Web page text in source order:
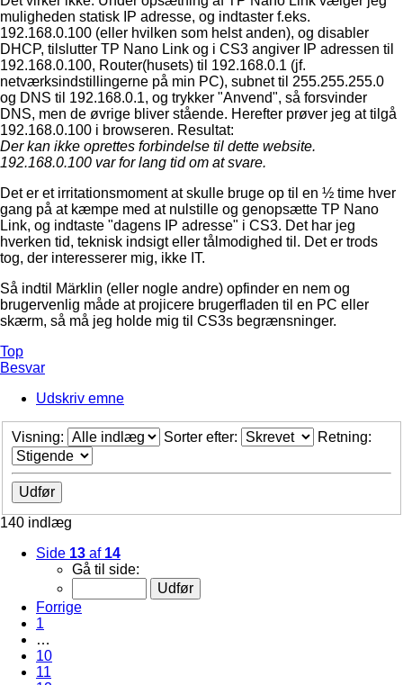
muligheden statisk IP adresse, og indtaster f.eks.
192.168.0.100 (eller hvilken som helst anden), og disabler
DHCP, tilslutter TP Nano Link og i CS3 angiver IP adressen til
192.168.0.100, Router(husets) til 192.168.0.1 (jf.
netværksindstillingerne på min PC), subnet til 255.255.255.0
og DNS til 192.168.0.1, og trykker "Anvend", så forsvinder
DNS, men de øvrige bliver stående. Herefter prøver jeg at tilgå
192.168.0.100 i browseren. Resultat:
Der kan ikke oprettes forbindelse til dette website.
192.168.0.100 var for lang tid om at svare.
Det er et irritationsmoment at skulle bruge op til en ½ time hver
gang på at kæmpe med at nulstille og genopsætte TP Nano
Link, og indtaste "dagens IP adresse" i CS3. Det har jeg
hverken tid, teknisk indsigt eller tålmodighed til. Det er trods
tog, der interesserer mig, ikke IT.
Så indtil Märklin (eller nogle andre) opfinder en nem og
brugervenlig måde at projicere brugerfladen til en PC eller
skærm, så må jeg holde mig til CS3s begrænsninger.
Top
Besvar
Udskriv emne
Visning: Sorter efter: Retning:
140 indlæg
Side 13 af 14
Gå til side:
Forrige
1
…
10
11